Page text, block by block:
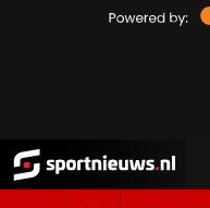
Sportnieuws.nl